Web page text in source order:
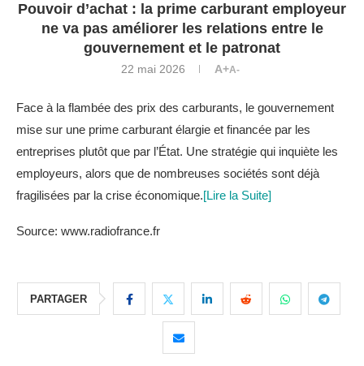
Pouvoir d’achat : la prime carburant employeur
ne va pas améliorer les relations entre le
gouvernement et le patronat
22 mai 2026 A+A-
Face à la flambée des prix des carburants, le gouvernement
mise sur une prime carburant élargie et financée par les
entreprises plutôt que par l’État. Une stratégie qui inquiète les
employeurs, alors que de nombreuses sociétés sont déjà
fragilisées par la crise économique.[Lire la Suite]
Source: www.radiofrance.fr
PARTAGER